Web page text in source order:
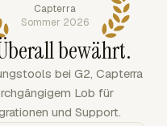
Capterra
Sommer 2026
bewährt.
bei G2, Capterra
Lob für
und Support.